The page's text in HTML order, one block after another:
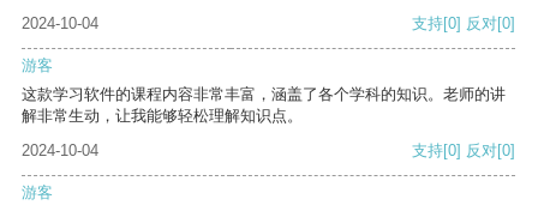
2024-10-04
支持[0] 反对[0]
游客
这款学习软件的课程内容非常丰富，涵盖了各个学科的知识。老师的讲
解非常生动，让我能够轻松理解知识点。
2024-10-04
支持[0] 反对[0]
游客